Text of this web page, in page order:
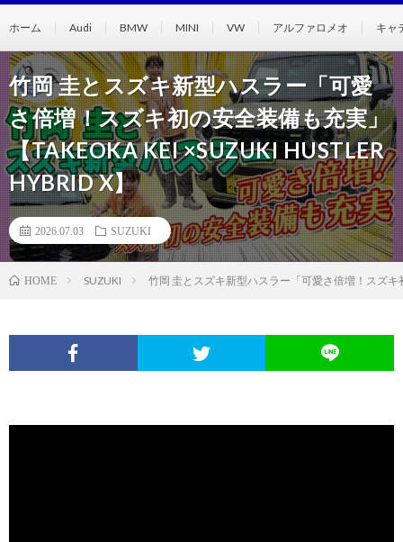
ホーム Audi BMW MINI VW アルファロメオ キャ
竹岡 圭とスズキ新型ハスラー「可愛
さ倍増！スズキ初の安全装備も充実」
【TAKEOKA KEI ×SUZUKI HUSTLER
HYBRID X】
2026.07.03 SUZUKI
HOME SUZUKI 竹岡 圭とスズキ新型ハスラー「可愛さ倍増！スズキ